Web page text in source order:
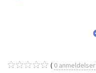
0 anmeldelser